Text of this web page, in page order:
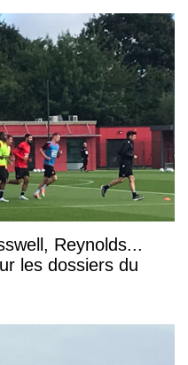
Reynolds...
les dossiers du